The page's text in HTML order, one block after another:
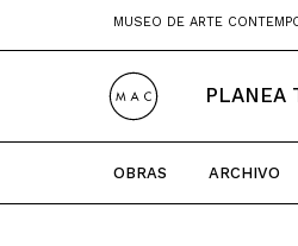
MUSEO DE ARTE
PLANEA
OBRAS ARCHIVO